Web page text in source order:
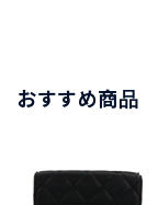
おすすめ商品